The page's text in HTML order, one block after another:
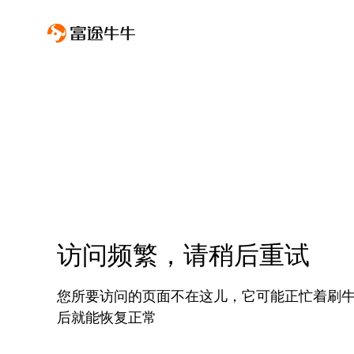
访问频繁，请稍后重试
您所要访问的页面不在这儿，它可能正忙着刷
后就能恢复正常